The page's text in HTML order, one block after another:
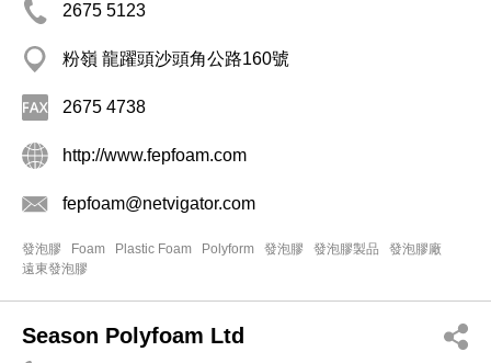
2675 5123
粉嶺 龍躍頭沙頭角公路160號
2675 4738
http://www.fepfoam.com
fepfoam@netvigator.com
發泡膠 Foam Plastic Foam Polyform 發泡膠 發泡膠製品
發泡膠廠
遠東發泡膠
Season Polyfoam Ltd